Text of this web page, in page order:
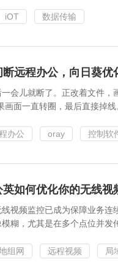
iOT 数据传输
远程办公，向日葵优
会儿就断了。正改着文件，
面一直转圈，最后直接掉线
办公 oray 控制软
如何优化你的无线视
视频监控已成为保障业务连
糊，尤其是在多个点位并发
组网 远程视频 局